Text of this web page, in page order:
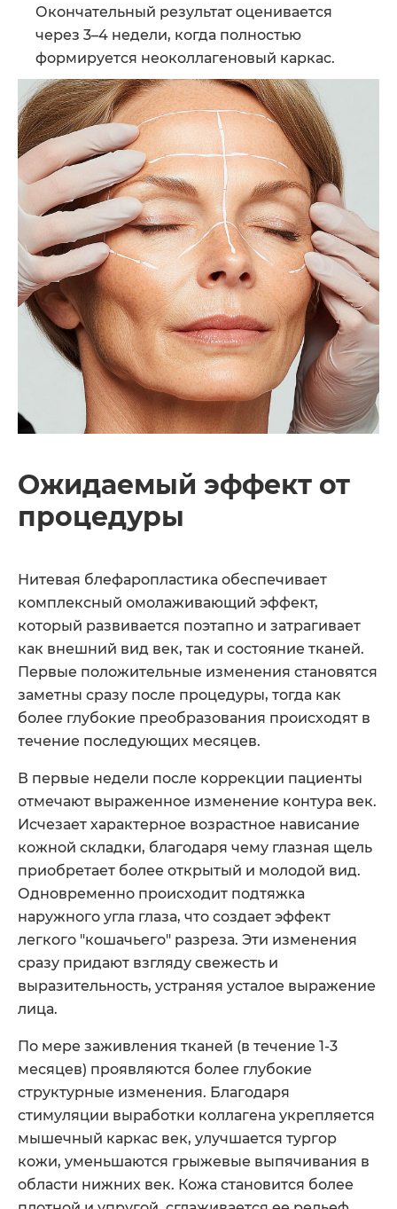
Окончательный результат оценивается
через 3–4 недели, когда полностью
формируется неоколлагеновый каркас.
Ожидаемый эффект от
процедуры
Нитевая блефаропластика обеспечивает
комплексный омолаживающий эффект,
который развивается поэтапно и затрагивает
как внешний вид век, так и состояние тканей.
Первые положительные изменения становятся
заметны сразу после процедуры, тогда как
более глубокие преобразования происходят в
течение последующих месяцев.
В первые недели после коррекции пациенты
отмечают выраженное изменение контура век.
Исчезает характерное возрастное нависание
кожной складки, благодаря чему глазная щель
приобретает более открытый и молодой вид.
Одновременно происходит подтяжка
наружного угла глаза, что создает эффект
легкого "кошачьего" разреза. Эти изменения
сразу придают взгляду свежесть и
выразительность, устраняя усталое выражение
лица.
По мере заживления тканей (в течение 1-3
месяцев) проявляются более глубокие
структурные изменения. Благодаря
стимуляции выработки коллагена укрепляется
мышечный каркас век, улучшается тургор
кожи, уменьшаются грыжевые выпячивания в
области нижних век. Кожа становится более